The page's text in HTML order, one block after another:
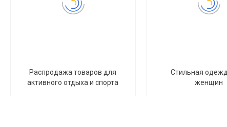
Распродажа товаров для
активного отдыха и спорта
Стильная
женщин